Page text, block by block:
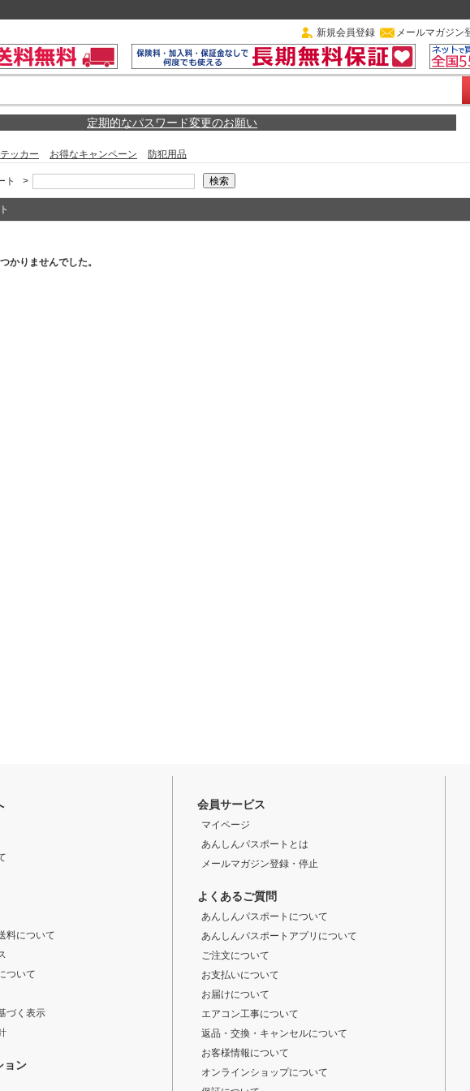
新規会員登録 メールマガジン
定期的なパスワード変更のお願い
ッカー お得なキャンペーン 防犯用品
ト >
かりませんでした。
料について
ついて
づく表示
ョン
会員サービス
マイページ
あんしんパスポートとは
メールマガジン登録・停止
よくあるご質問
あんしんパスポートについて
あんしんパスポートアプリについて
ご注文について
お支払いについて
お届けについて
エアコン工事について
返品・交換・キャンセルについて
お客様情報について
オンラインショップについて